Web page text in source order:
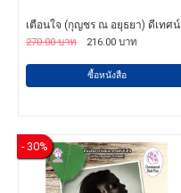
เตือนใจ (กุญชร ณ อยุธยา) ดีเทศน์
270.00 บาท
216.00 บาท
ซื้อหนังสือ
- 30%